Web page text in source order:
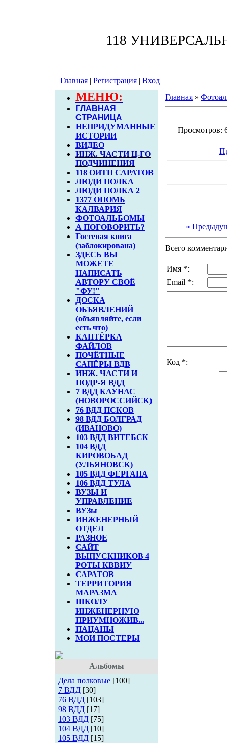
118
Главная | Регистрация | Вход
МЕНЮ:
ГЛАВНАЯ
СТРАНИЦА
НЕПРИДУМАННЫЕ
ИСТОРИИ
ВИДЕО
ИНЖ. ЧАСТИ Ц-ГО
ПОДЧИНЕНИЯ
118 ОИТП САРАТОВ
ЛЮДИ ПОЛКА
ЛЮДИ ПОЛКА 2
1377 ОПОМБ
КАЛВАРИЯ
ФОТОАЛЬБОМЫ
А ПОГОВОРИТЬ?
Гостевая книга
(заблокирована)
ЗДЕСЬ ВЫ
МОЖЕТЕ
НАПИСАТЬ
АВТОРУ СВОЁ
"ФУ!"
ДОСКА
ОБЪЯВЛЕНИЙ
(объявляйте, если
есть что)
КАПТЁРКА
ФАЙЛОВ
ПОЧЁТНЫЕ
САПЁРЫ ВДВ
ИНЖ. ЧАСТИ И
ПОДР-Я ВДД
7 ВДД КАУНАС
(НОВОРОССИЙСК)
76 ВДД ПСКОВ
98 ВДД БОЛГРАД
(ИВАНОВО)
103 ВДД ВИТЕБСК
104 ВДД
КИРОВОБАД
(УЛЬЯНОВСК)
105 ВДД ФЕРГАНА
106 ВДД ТУЛА
ВУЗЫ И
УПРАВЛЕНИЕ
ВУЗы
ИНЖЕНЕРНЫЙ
ОТДЕЛ
РАЗНОЕ
САЙТ
ВЫПУСКНИКОВ 4
РОТЫ КВВИУ
САРАТОВ
ТЕРРИТОРИЯ
МАРАЗМА
ШКОЛУ
ИНЖЕНЕРНУЮ
ПРИУМНОЖИВ...
ПАЦАНЫ
МОИ ПОСТЕРЫ
Альбомы
Дела полковые [100]
7 ВДД [30]
76 ВДД [103]
98 ВДД [17]
103 ВДД [75]
104 ВДД [10]
105 ВДД [15]
Главная »
Просмотров:
«
Всего
Имя *:
Email *:
Код *: